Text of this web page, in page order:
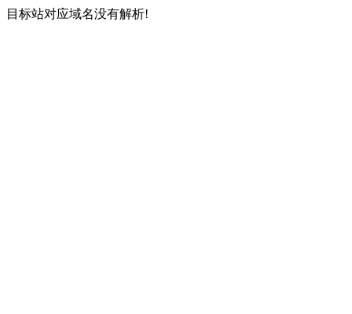
目标站对应域名没有解析!